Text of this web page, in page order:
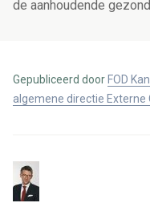
de aanhoudende
Gepubliceerd door FOD
algemene directie Externe